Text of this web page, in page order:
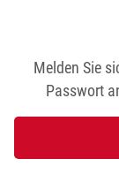
Melden Sie
Passwort